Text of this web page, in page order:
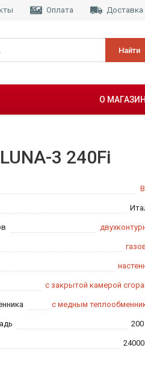
Оплата Доставка
Найти
О
3 240Fi
с закрытой камерой
с медным